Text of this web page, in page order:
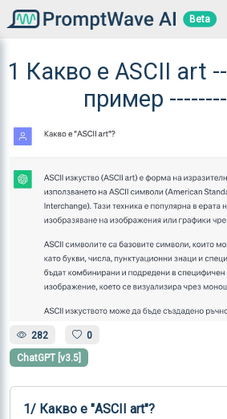
Beta
1 Какво е ASCII art
пример
282 0
ChatGPT [v3.5]
1/ Какво е "ASCII art"?